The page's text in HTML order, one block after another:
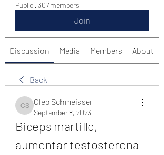
Public · 307 members
Join
Discussion Media Members About
Back
Cleo Schmeisser
Cleo Schmeisser
September 8, 2023
Biceps martillo,
aumentar testosterona